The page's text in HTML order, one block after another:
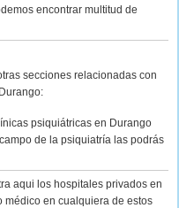
encontrar multitud de
secciones relacionadas con
psiquiátricas en Durango
de la psiquiatría las podrás
aqui los hospitales privados en
médico en cualquiera de estos